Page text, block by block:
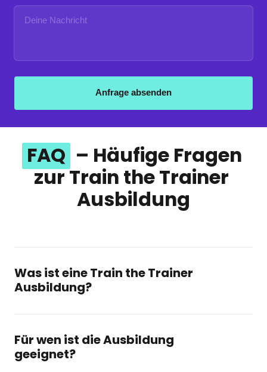
Anfrage absenden
FAQ – Häufige Fragen
zur Train the Trainer
Ausbildung
Was ist eine Train the Trainer
Ausbildung?
Experten, die Wissen im Unternehmen weitergeben
wollen. Ziel ist es, Dich mit allen Fähigkeiten
auszustatten, die Du brauchst, um Trainings
Für wen ist die Ausbildung
geeignet?